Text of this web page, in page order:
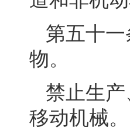
第五十
物。
禁止生
移动机械。